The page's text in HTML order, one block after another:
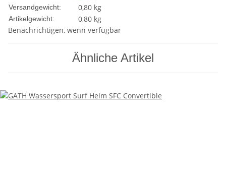
Versandgewicht:
0,80 kg
Artikelgewicht: 0,80 kg
Benachrichtigen, wenn verfügbar
Ähnliche Artikel